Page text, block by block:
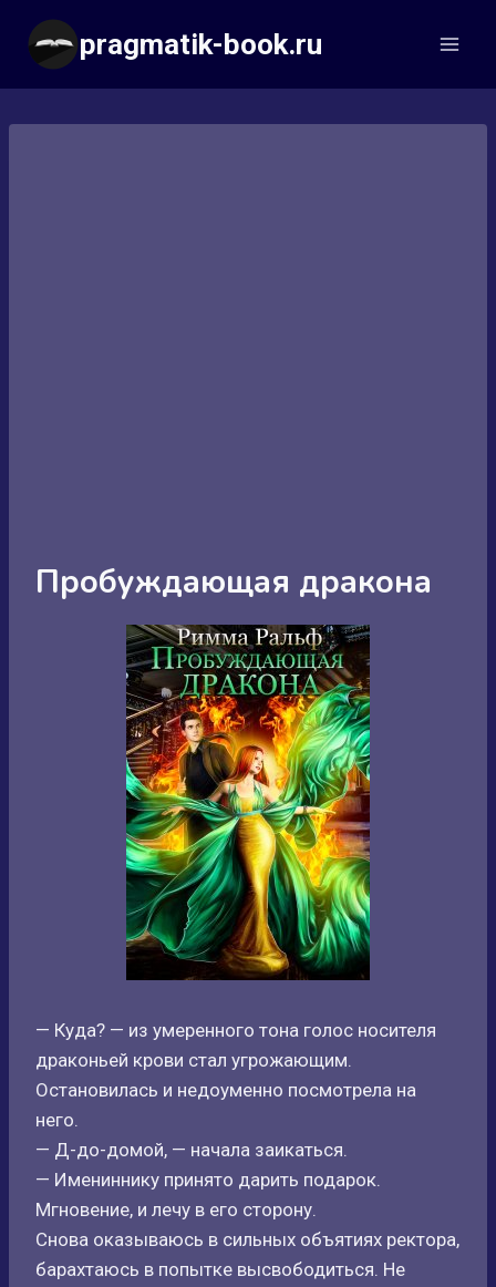
Перейти
содержимому
pragmatik-book.ru
Пробуждающая дракона
— Куда? — из умеренного тона голос носителя
драконьей крови стал угрожающим.
Остановилась и недоуменно посмотрела на
него.
— Д-до-домой, — начала заикаться.
— Имениннику принято дарить подарок.
Мгновение, и лечу в его сторону.
Снова оказываюсь в сильных объятиях ректора,
барахтаюсь в попытке высвободиться. Не